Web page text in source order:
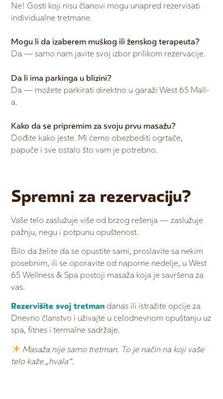
Ne! Gosti koji nisu članovi mogu unapred rezervisati
individualne tretmane.
Mogu li da izaberem muškog ili ženskog terapeuta?
Da — samo nam javite svoj izbor prilikom rezervacije.
Da li ima parkinga u blizini?
Da — možete parkirati direktno u garaži West 65 Mall-
a.
Kako da se pripremim za svoju prvu masažu?
Dođite kako jeste. Mi ćemo obezbediti ogrtače,
papuče i sve ostalo što vam je potrebno.
Spremni za rezervaciju?
Vaše telo zaslužuje više od brzog rešenja — zaslužuje
pažnju, negu i potpunu opuštenost.
Bilo da želite da se opustite sami, proslavite sa nekim
posebnim, ili se oporavite od naporne nedelje, u West
65 Wellness & Spa postoji masaža koja je savršena za
vas.
Rezervišite svoj tretman danas ili istražite opcije za
Dnevno članstvo i uživajte u celodnevnom opuštanju uz
spa, fitnes i termalne sadržaje.
Masaža nije samo tretman. To je način na koji vaše
telo kaže „hvala“.